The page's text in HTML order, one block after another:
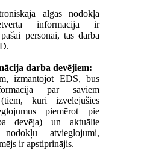
algas nodokļa
informācija ir
personai, tās darba
darba devējiem:
izmantojot EDS, būs
par saviem
kuri izvēlējušies
piemērot pie
devēja) un aktuālie
nodokļu atvieglojumi,
ir apstiprinājis.